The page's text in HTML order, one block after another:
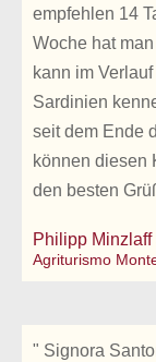
empfehlen 14
Woche hat
kann im
Sardinien
seit dem Ende
können diesen
den besten
Philipp
Agriturismo
" Signora